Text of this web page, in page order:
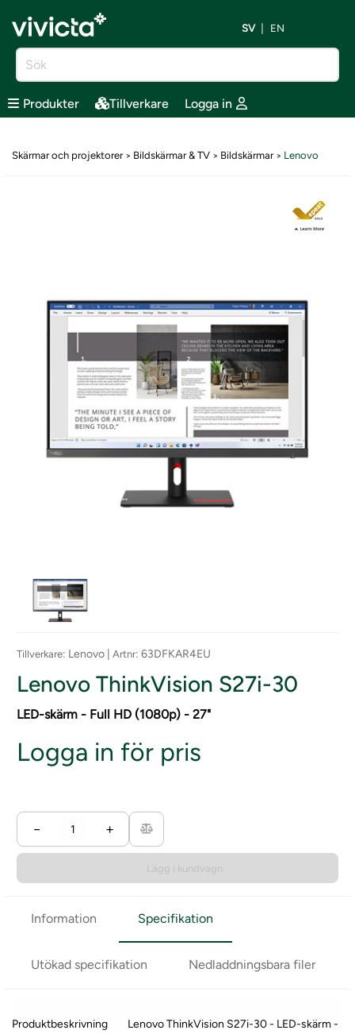
SV EN
Produkter Tillverkare Logga in
Skärmar och projektorer> Bildskärmar & TV > Bildskärmar> Lenovo
Tillverkare: Lenovo | Artnr: 63DFKAR4EU
Lenovo ThinkVision S27i-30
LED-skärm - Full HD (1080p) - 27"
Logga in för pris
− +
Lägg i kundvagn
Information Specifikation
Utökad specifikation Nedladdningsbara filer
Produktbeskrivning
Lenovo ThinkVision S27i-30 - LED-skärm -